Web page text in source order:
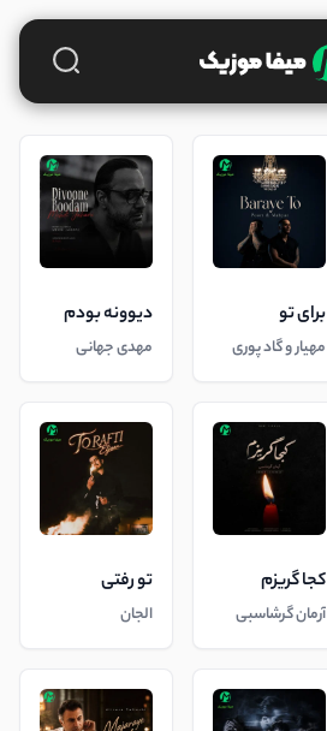
برای تو
مهیار و گاد پوری
دیوونه بودم
مهدی جهانی
کجا گریزم
آرمان گرشاسبی
تو رفتی
الجان